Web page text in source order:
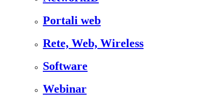
Portali web
Rete, Web, Wireless
Software
Webinar